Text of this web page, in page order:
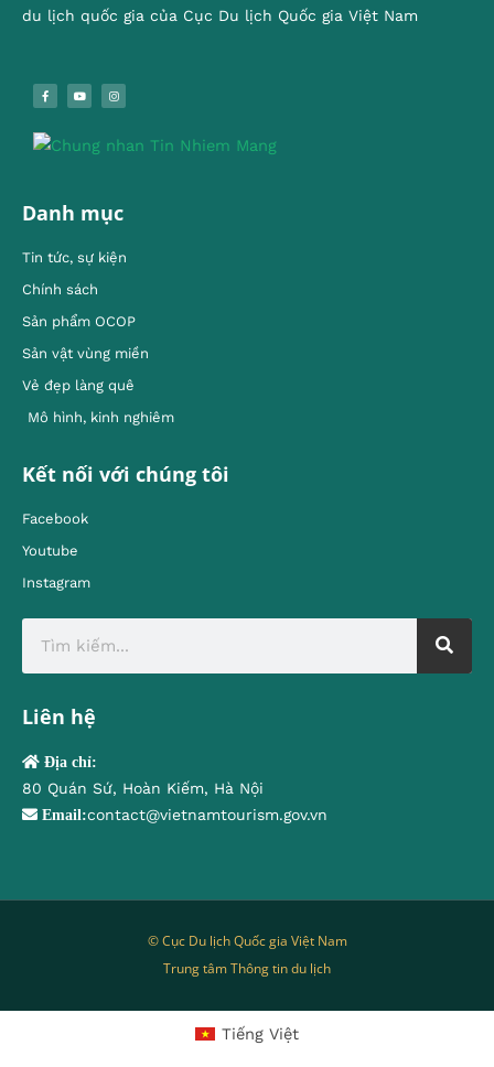
du lịch quốc gia của Cục Du lịch Quốc gia Việt Nam
Danh mục
Tin tức, sự kiện
Chính sách
Sản phẩm OCOP
Sản vật vùng miền
Vẻ đẹp làng quê
Mô hình, kinh nghiêm
Kết nối với chúng tôi
Facebook
Youtube
Instagram
Liên hệ
Địa chỉ:
80 Quán Sứ, Hoàn Kiếm, Hà Nội
Email:contact@vietnamtourism.gov.vn
© Cục Du lịch Quốc gia Việt Nam
Trung tâm Thông tin du lịch
Tiếng Việt